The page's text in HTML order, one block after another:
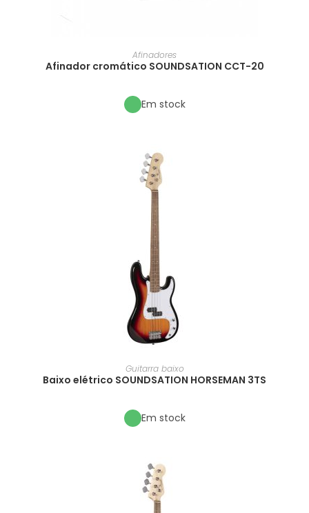
Afinadores
Afinador cromático SOUNDSATION CCT-20
Em stock
Guitarra baixo
Baixo elétrico SOUNDSATION HORSEMAN 3TS
Em stock